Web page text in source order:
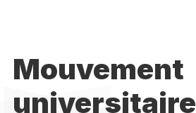
Mouvement
universitaire